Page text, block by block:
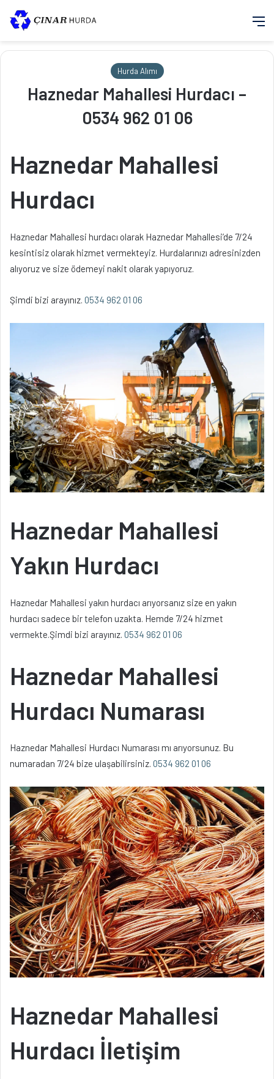
Hurda Alımı
Haznedar Mahallesi Hurdacı –
0534 962 01 06
Haznedar Mahallesi
Hurdacı
Haznedar Mahallesi hurdacı olarak Haznedar Mahallesi’de 7/24
kesintisiz olarak hizmet vermekteyiz. Hurdalarınızı adresinizden
alıyoruz ve size ödemeyi nakit olarak yapıyoruz.
Şimdi bizi arayınız. 0534 962 01 06
Haznedar Mahallesi
Yakın Hurdacı
Haznedar Mahallesi yakın hurdacı arıyorsanız size en yakın
hurdacı sadece bir telefon uzakta. Hemde 7/24 hizmet
vermekte.Şimdi bizi arayınız. 0534 962 01 06
Haznedar Mahallesi
Hurdacı Numarası
Haznedar Mahallesi Hurdacı Numarası mı arıyorsunuz. Bu
numaradan 7/24 bize ulaşabilirsiniz. 0534 962 01 06
Haznedar Mahallesi
Hurdacı İletişim